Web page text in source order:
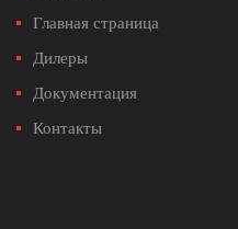
Главная страница
Дилеры
Документация
Контакты